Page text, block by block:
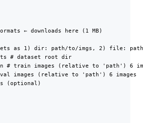
← downloads here (1 MB)
as 1) dir: path/to/imgs, 2) file:
# dataset root dir
# train images (relative to 'path') 6
images (relative to 'path') 6 images
(optional)